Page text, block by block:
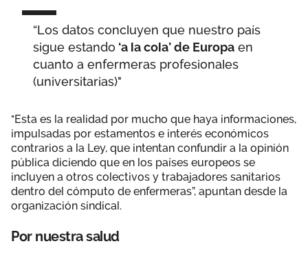
“Los datos concluyen que nuestro país
sigue estando ‘a la cola’ de Europa en
cuanto a enfermeras profesionales
(universitarias)"
"Esta es la realidad por mucho que haya informaciones,
impulsadas por estamentos e interés económicos
contrarios a la Ley, que intentan confundir a la opinión
pública diciendo que en los países europeos se
incluyen a otros colectivos y trabajadores sanitarios
dentro del cómputo de enfermeras”, apuntan desde la
organización sindical.
Por nuestra salud